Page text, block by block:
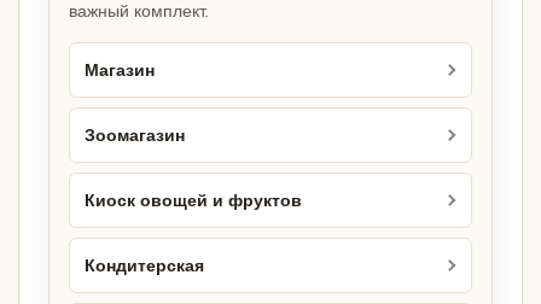
важный комплект.
Магазин
Зоомагазин
Киоск овощей и фруктов
Кондитерская